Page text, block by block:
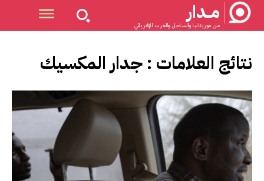
مــدار
من موريتانيا والساحل والغرب الإفريقي
نتائج العلامات : جدار المكسيك